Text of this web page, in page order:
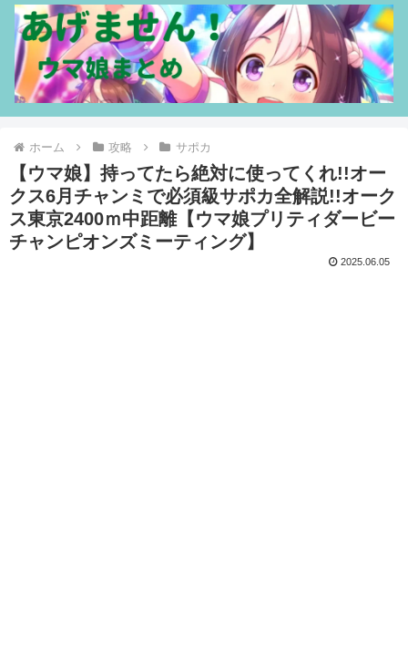
ホーム 攻略 サポカ
【ウマ娘】持ってたら絶対に使ってくれ!!オー
クス6月チャンミで必須級サポカ全解説!!オーク
ス東京2400ｍ中距離【ウマ娘プリティダービー
チャンピオンズミーティング】
2025.06.05